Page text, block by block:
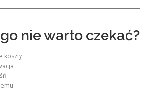
nie warto czekać?
koszty